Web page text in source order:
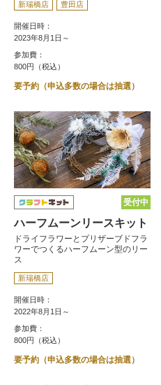
新瑞橋店
豊田店
開催日時：
2023年8月1日～
参加費：
800円（税込）
要予約（申込多数の場合は抽選）
受付中
ハーフムーンリースキット
ドライフラワーとプリザーブドフラ
ワーでつくるハーフムーン型のリー
ス
新瑞橋店
開催日時：
2022年8月1日～
参加費：
800円（税込）
要予約（申込多数の場合は抽選）